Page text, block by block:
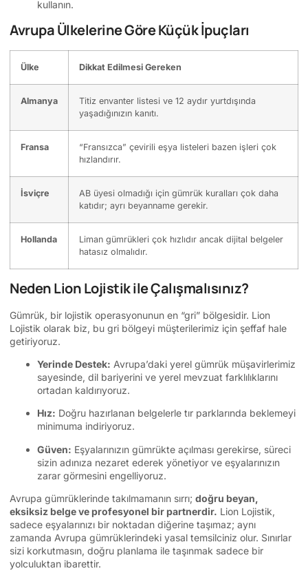
kullanın.
Avrupa Ülkelerine Göre Küçük İpuçları
Ülke Dikkat Edilmesi Gereken
Almanya
Titiz envanter listesi ve 12 aydır yurtdışında
yaşadığınızın kanıtı.
Fransa
“Fransızca” çevirili eşya listeleri bazen işleri çok
hızlandırır.
İsviçre
AB üyesi olmadığı için gümrük kuralları çok daha
katıdır; ayrı beyanname gerekir.
Hollanda
Liman gümrükleri çok hızlıdır ancak dijital belgeler
hatasız olmalıdır.
Neden Lion Lojistik ile Çalışmalısınız?
Gümrük, bir lojistik operasyonunun en “gri” bölgesidir. Lion
Lojistik olarak biz, bu gri bölgeyi müşterilerimiz için şeffaf hale
getiriyoruz.
Yerinde Destek: Avrupa’daki yerel gümrük müşavirlerimiz
sayesinde, dil bariyerini ve yerel mevzuat farklılıklarını
ortadan kaldırıyoruz.
Hız: Doğru hazırlanan belgelerle tır parklarında beklemeyi
minimuma indiriyoruz.
Güven: Eşyalarınızın gümrükte açılması gerekirse, süreci
sizin adınıza nezaret ederek yönetiyor ve eşyalarınızın
zarar görmesini engelliyoruz.
Avrupa gümrüklerinde takılmamanın sırrı; doğru beyan,
eksiksiz belge ve profesyonel bir partnerdir. Lion Lojistik,
sadece eşyalarınızı bir noktadan diğerine taşımaz; aynı
zamanda Avrupa gümrüklerindeki yasal temsilciniz olur. Sınırlar
sizi korkutmasın, doğru planlama ile taşınmak sadece bir
yolculuktan ibarettir.